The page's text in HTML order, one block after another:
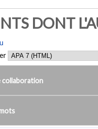
DONT
collaboration